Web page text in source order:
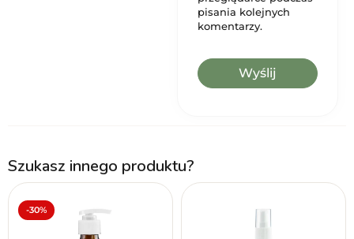
pisania kolejnych
komentarzy.
Szukasz innego produktu?
-30%